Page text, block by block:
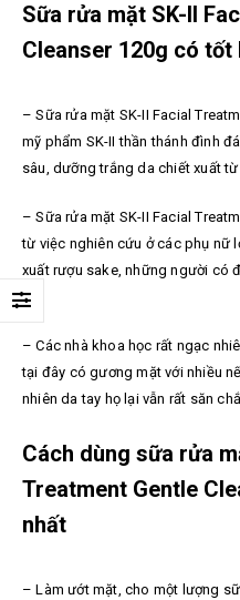
Sữa rửa mặt SK-II
Cleanser 120g có tốt
–Sữa rửa mặt SK-II Facial
mỹ phẩm SK-II thần thánh đình
sâu, dưỡng trắng da chiết xuất
–Sữa rửa mặt SK-II Facial
từ việc nghiên cứu ở các phụ nữ
xuất rượu sake, những người có
trẻ.
–Các nhà khoa học rất ngạc
tại đây có gương mặt với nhiều
nhiên da tay họ lại vẫn rất săn
Cách dùng sữa rửa
Treatment Gentle
nhất
– Làm ướt mặt, cho một lượng